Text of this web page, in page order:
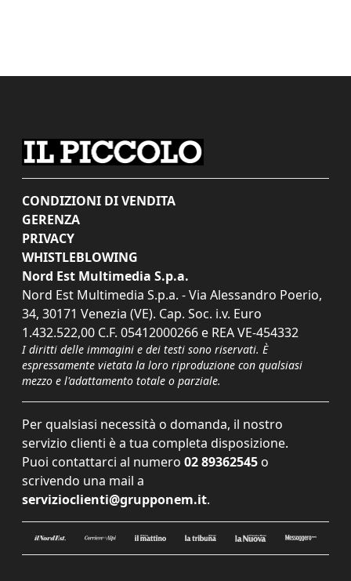
CONDIZIONI DI VENDITA
GERENZA
PRIVACY
WHISTLEBLOWING
Nord Est Multimedia S.p.a.
Nord Est Multimedia S.p.a. - Via Alessandro Poerio,
34, 30171 Venezia (VE). Cap. Soc. i.v. Euro
1.432.522,00 C.F. 05412000266 e REA VE-454332
I diritti delle immagini e dei testi sono riservati. È
espressamente vietata la loro riproduzione con qualsiasi
mezzo e l'adattamento totale o parziale.
Per qualsiasi necessità o domanda, il nostro
servizio clienti è a tua completa disposizione.
Puoi contattarci al numero 02 89362545 o
scrivendo una mail a
servizioclienti@grupponem.it.